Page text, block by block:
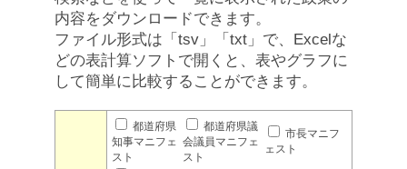
内容をダウンロードできます。
ファイル形式は「tsv」「txt」で、Excelな
どの表計算ソフトで開くと、表やグラフに
して簡単に比較することができます。
都道府県
知事マニフェ
スト
都道府県議
会議員マニフェ
スト
市長マニフ
ェスト